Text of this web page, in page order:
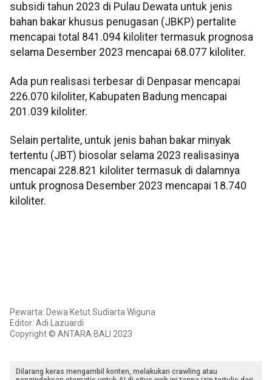
subsidi tahun 2023 di Pulau Dewata untuk jenis
bahan bakar khusus penugasan (JBKP) pertalite
mencapai total 841.094 kiloliter termasuk prognosa
selama Desember 2023 mencapai 68.077 kiloliter.
Ada pun realisasi terbesar di Denpasar mencapai
226.070 kiloliter, Kabupaten Badung mencapai
201.039 kiloliter.
Selain pertalite, untuk jenis bahan bakar minyak
tertentu (JBT) biosolar selama 2023 realisasinya
mencapai 228.821 kiloliter termasuk di dalamnya
untuk prognosa Desember 2023 mencapai 18.740
kiloliter.
Pewarta: Dewa Ketut Sudiarta Wiguna
Editor: Adi Lazuardi
Copyright © ANTARA BALI 2023
Dilarang keras mengambil konten, melakukan crawling atau